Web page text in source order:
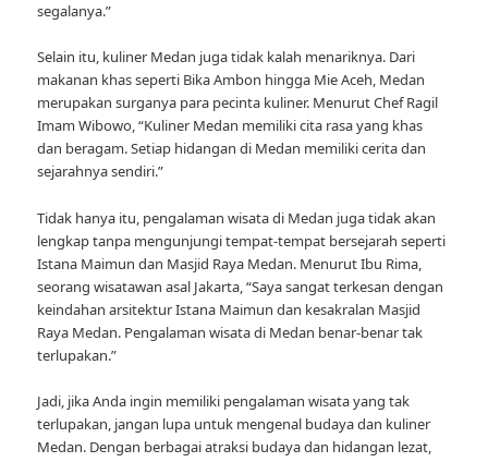
segalanya.”
Selain itu, kuliner Medan juga tidak kalah menariknya. Dari
makanan khas seperti Bika Ambon hingga Mie Aceh, Medan
merupakan surganya para pecinta kuliner. Menurut Chef Ragil
Imam Wibowo, “Kuliner Medan memiliki cita rasa yang khas
dan beragam. Setiap hidangan di Medan memiliki cerita dan
sejarahnya sendiri.”
Tidak hanya itu, pengalaman wisata di Medan juga tidak akan
lengkap tanpa mengunjungi tempat-tempat bersejarah seperti
Istana Maimun dan Masjid Raya Medan. Menurut Ibu Rima,
seorang wisatawan asal Jakarta, “Saya sangat terkesan dengan
keindahan arsitektur Istana Maimun dan kesakralan Masjid
Raya Medan. Pengalaman wisata di Medan benar-benar tak
terlupakan.”
Jadi, jika Anda ingin memiliki pengalaman wisata yang tak
terlupakan, jangan lupa untuk mengenal budaya dan kuliner
Medan. Dengan berbagai atraksi budaya dan hidangan lezat,